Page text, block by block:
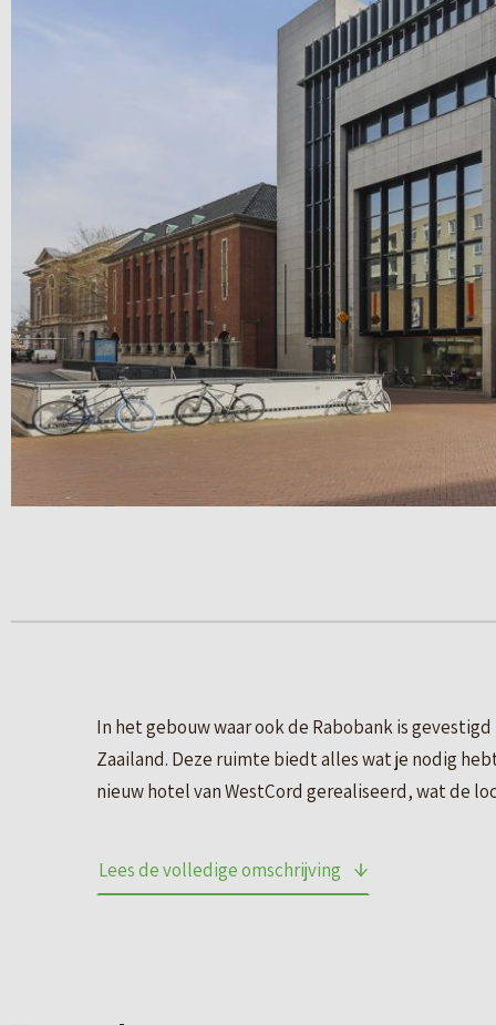
In het gebouw waar ook de Rabobank is
Zaailand. Deze ruimte biedt alles wat je nodig
nieuw hotel van WestCord gerealiseerd, wat de
meerdere gebouwen, waarvan het eerste deel in
Lees de volledige omschrijving